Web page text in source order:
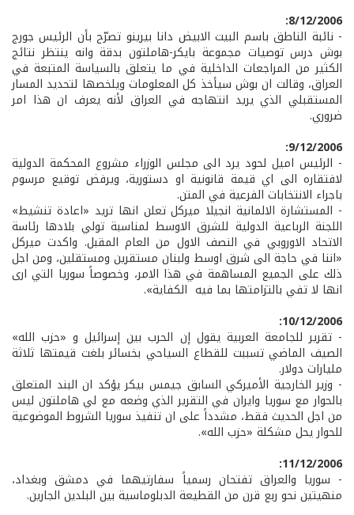
8/12/2006:
- نائبة الناطق باسم البيت الابيض دانا بيرينو تصرّح بأن الرئيس جورج
بوش درس توصيات مجموعة بايكر-هاملتون بدقة وانه ينتظر نتائج
الكثير من المراجعات الداخلية في ما يتعلق بالسياسة المتبعة في
العراق، وقالت ان بوش سيأخذ كل المعلومات ويلخصها لتحديد المسار
المستقبلي الذي يريد انتهاجه في العراق لأنه يعرف ان هذا امر
ضروري.
9/12/2006:
- الرئيس اميل لحود يرد الى مجلس الوزراء مشروع المحكمة الدولية
لافتقاره الى اي قيمة قانونية او دستورية، ويرفض توقيع مرسوم
باجراء الانتخابات الفرعية في المتن.
- المستشارة الالمانية انجيلا ميركل تعلن انها تريد «اعادة تنشيط»
اللجنة الرباعية الدولية للشرق الاوسط لمناسبة تولي بلادها رئاسة
الاتحاد الاوروبي في النصف الاول من العام المقبل. واكدت ميركل
«اننا في حاجة الى شرق اوسط ولبنان مستقرين ومستقلين، ومن اجل
ذلك على الجميع المساهمة في هذا الامر، وخصوصاً سوريا التي ارى
انها لا تفي بالتزامتها بما فيه الكفاية».
10/12/2006:
- تقرير للجامعة العربية يقول إن الحرب بين إسرائيل و «حزب الله»
الصيف الماضي تسببت للقطاع السياحي بخسائر بلغت قيمتها ثلاثة
مليارات دولار.
- وزير الخارجية الأميركي السابق جيمس بيكر يؤكد ان البند المتعلق
بالحوار مع سوريا وايران في التقرير الذي وضعه مع لي هاملتون ليس
من اجل الحديث فقط، مشدداً على ان تنفيذ سوريا الشروط الموضوعية
للحوار يحل مشكلة «حزب الله».
11/12/2006:
- سوريا والعراق تفتحان رسمياً سفارتيهما في دمشق وبغداد،
منهيتين نحو ربع قرن من القطيعة الدبلوماسية بين البلدين الجارين.